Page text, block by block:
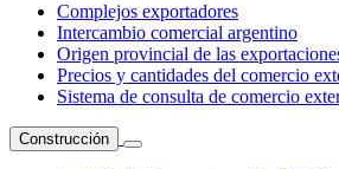
Complejos exportadores
Intercambio comercial argentino
Origen provincial de las
Precios y cantidades del comercio
Sistema de consulta de comercio
Construcción